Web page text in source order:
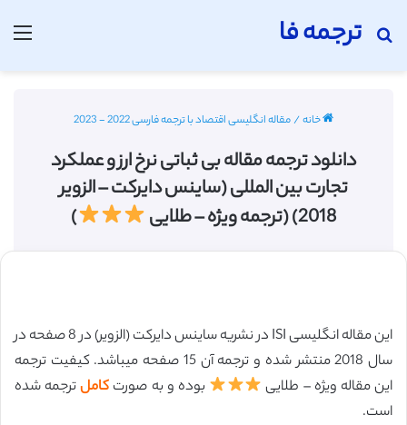
ترجمه فا
جستجو برای
خانه/مقاله انگلیسی اقتصاد با ترجمه فارسی 2022 - 2023
دانلود ترجمه مقاله بی ثباتی نرخ ارز و عملکرد
تجارت بین المللی (ساینس دایرکت – الزویر
2018) (ترجمه ویژه – طلایی
)
این مقاله انگلیسی ISI در نشریه ساینس دایرکت (الزویر) در 8 صفحه در
سال 2018 منتشر شده و ترجمه آن 15 صفحه میباشد. کیفیت ترجمه
این مقاله ویژه – طلایی
بوده و به صورت کاملترجمه شده
است.